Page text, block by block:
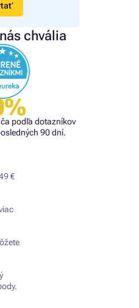
chvália
podľa dotazníkov
90 dní.
€